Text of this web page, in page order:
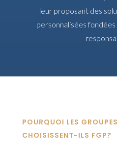
leur proposant des
personnalisées
POURQUOI LES
CHOISISSENT-ILS FGP?